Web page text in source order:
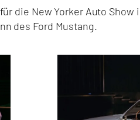
für die New Yorker Auto Show
des Ford Mustang.